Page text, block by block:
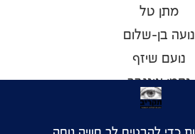
מתן טל
נועה בן-שלום
נועם שיזף
נחמן אינגבר
נטע אלכסנדר